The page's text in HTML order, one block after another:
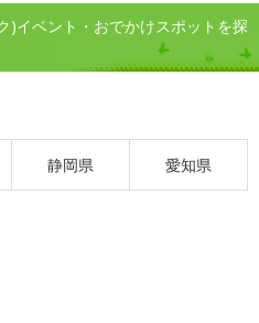
)イベント・おでかけスポットを探
静岡県 愛知県